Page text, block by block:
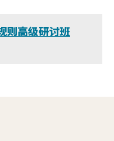
则高级研讨班